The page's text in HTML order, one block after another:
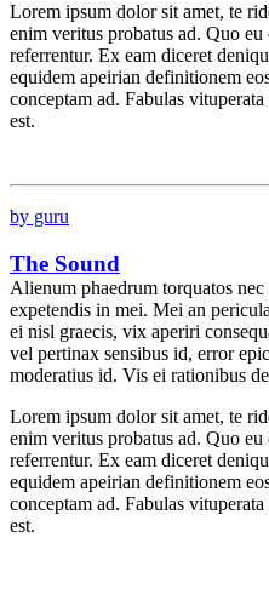
Lorem ipsum dolor sit amet, te
enim veritus probatus ad. Quo
referrentur. Ex eam diceret
equidem apeirian definitionem
conceptam ad. Fabulas
est.
by guru
The Sound
Alienum phaedrum torquatos
expetendis in mei. Mei an
ei nisl graecis, vix aperiri
vel pertinax sensibus id, error
moderatius id. Vis ei rationibus
Lorem ipsum dolor sit amet, te
enim veritus probatus ad. Quo
referrentur. Ex eam diceret
equidem apeirian definitionem
conceptam ad. Fabulas
est.